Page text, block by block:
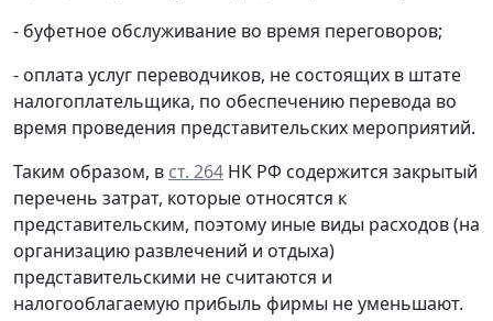
- буфетное обслуживание во время переговоров;
- оплата услуг переводчиков, не состоящих в штате
налогоплательщика, по обеспечению перевода во
время проведения представительских мероприятий.
Таким образом, в ст. 264 НК РФ содержится закрытый
перечень затрат, которые относятся к
представительским, поэтому иные виды расходов (на
организацию развлечений и отдыха)
представительскими не считаются и
налогооблагаемую прибыль фирмы не уменьшают.